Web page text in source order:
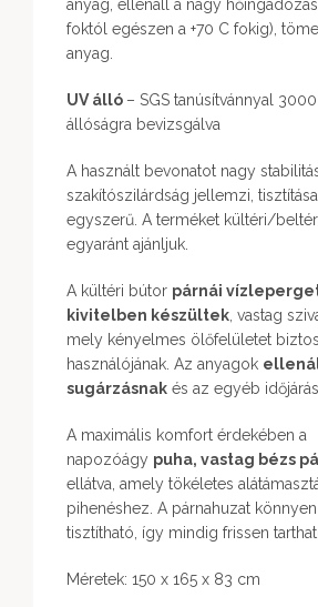
anyag, ellenáll a nagy
foktól egészen a +70 C fokig),
anyag.
UV álló – SGS tanúsítvánnyal
állóságra bevizsgálva
A használt bevonatot nagy
szakítószilárdság jellemzi,
egyszerű. A terméket kültéri/
egyaránt ajánljuk.
A kültéri bútor párnái
kivitelben készültek , vastag
mely kényelmes ölőfelületet
használójának. Az anyagok
sugárzásnak és az egyéb
A maximális komfort érdekében a
napozóágy puha, vastag bézs
ellátva, amely tökéletes
pihenéshez. A párnahuzat
tisztítható, így mindig frissen
Méretek: 150 x 165 x 83 cm